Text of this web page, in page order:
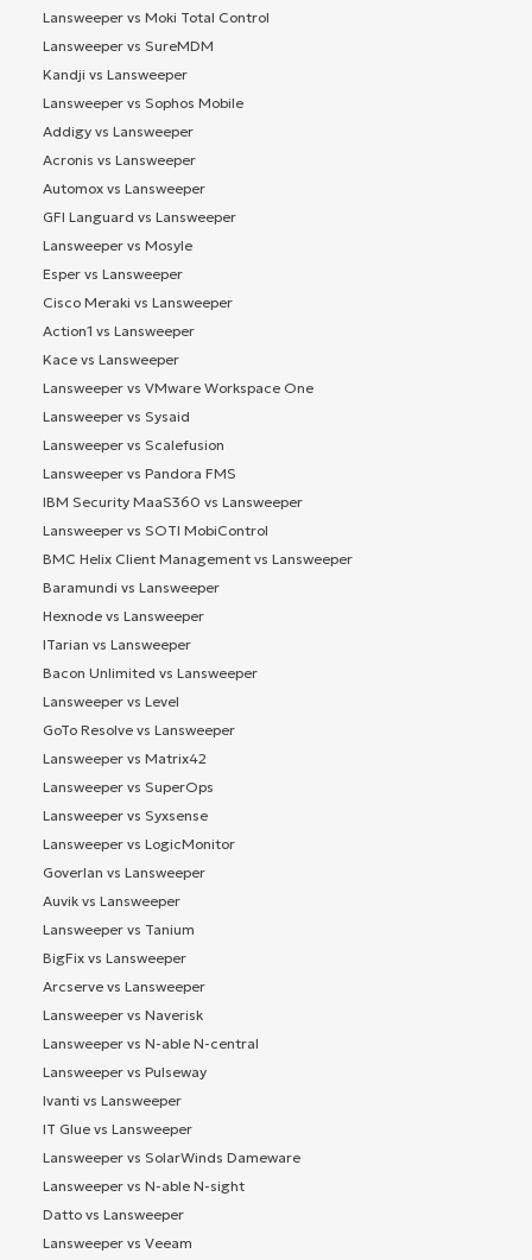
Lansweeper vs Moki Total Control
Lansweeper vs SureMDM
Kandji vs Lansweeper
Lansweeper vs Sophos Mobile
Addigy vs Lansweeper
Acronis vs Lansweeper
Automox vs Lansweeper
GFI Languard vs Lansweeper
Lansweeper vs Mosyle
Esper vs Lansweeper
Cisco Meraki vs Lansweeper
Action1 vs Lansweeper
Kace vs Lansweeper
Lansweeper vs VMware Workspace One
Lansweeper vs Sysaid
Lansweeper vs Scalefusion
Lansweeper vs Pandora FMS
IBM Security MaaS360 vs Lansweeper
Lansweeper vs SOTI MobiControl
BMC Helix Client Management vs Lansweeper
Baramundi vs Lansweeper
Hexnode vs Lansweeper
ITarian vs Lansweeper
Bacon Unlimited vs Lansweeper
Lansweeper vs Level
GoTo Resolve vs Lansweeper
Lansweeper vs Matrix42
Lansweeper vs SuperOps
Lansweeper vs Syxsense
Lansweeper vs LogicMonitor
Goverlan vs Lansweeper
Auvik vs Lansweeper
Lansweeper vs Tanium
BigFix vs Lansweeper
Arcserve vs Lansweeper
Lansweeper vs Naverisk
Lansweeper vs N-able N-central
Lansweeper vs Pulseway
Ivanti vs Lansweeper
IT Glue vs Lansweeper
Lansweeper vs SolarWinds Dameware
Lansweeper vs N-able N-sight
Datto vs Lansweeper
Lansweeper vs Veeam